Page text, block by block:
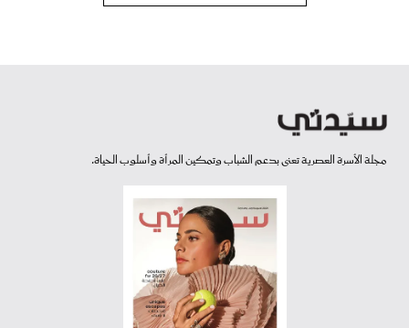
مجلة الأسرة العصرية تعنى بدعم الشباب وتمكين المرأة وأسلوب الحياة.